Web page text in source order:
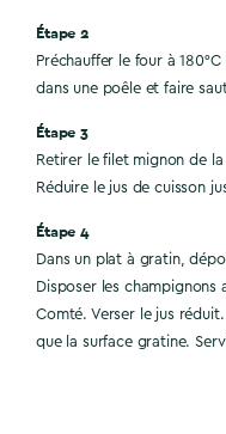
Étape 2
Préchauffer le four à
dans une poêle et faire
Étape 3
Retirer le filet mignon de
Réduire le jus de cuisson
Étape 4
Dans un plat à gratin,
Disposer les
Comté. Verser le jus
que la surface gratine.